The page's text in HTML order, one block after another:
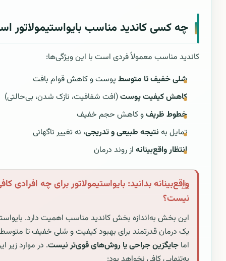
چه کسی کاندید مناسب بایواستیمولاتور
کاندید مناسب معمولاً فردی است با این ویژگی‌ها:
شلی خفیف تا متوسط پوست و کاهش قوام بافت
کاهش کیفیت پوست(افت شفافیت، نازک شدن، بی‌حالتی)
خطوط ظریفو کاهش حجم خفیف
تمایل به نتیجه طبیعی و تدریجی، نه تغییر ناگهانی
انتظار واقع‌بینانه از روند درمان
واقع‌بینانه بدانید: بایواستیمولاتور برای چه افرادی
نیست؟
این بخش به‌اندازه بخش کاندید مناسب اهمیت دارد.
یک درمان قدرتمند برای بهبود کیفیت و شلی خفیف تا
اما جایگزین جراحی یا روش‌های قوی‌تر نیست. در موارد زیر